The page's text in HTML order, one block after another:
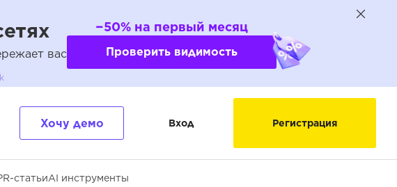
вас
−50% на первый месяц
Проверить видимость
Хочу демо Вход Регистрация
статьиAI инструменты